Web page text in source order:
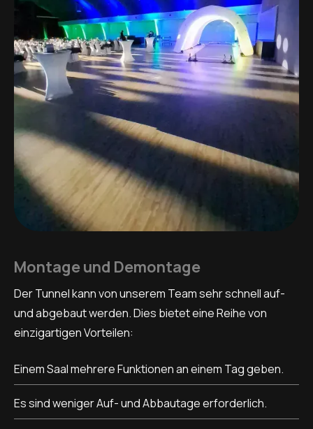
Montage und Demontage
Der Tunnel kann von unserem Team sehr schnell auf-
und abgebaut werden. Dies bietet eine Reihe von
einzigartigen Vorteilen:
Einem Saal mehrere Funktionen an einem Tag geben.
Es sind weniger Auf- und Abbautage erforderlich.